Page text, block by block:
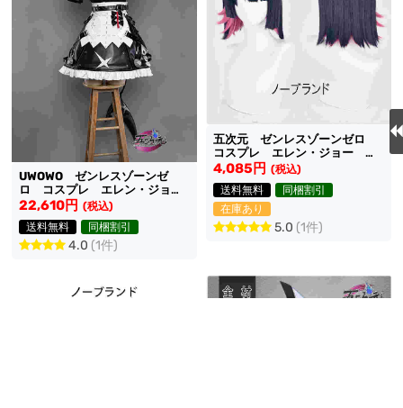
UWOWO ゼンレスゾーンゼ
ロ コスプレ エレン・ジョ
ー 衣装
22,610円 (税込)
送料無料
同梱割引
4.0 (1件)
五次元 ゼンレスゾーンゼロ
コスプレ エレン・ジョー ウ
ィッグ
4,085円 (税込)
送料無料
同梱割引
在庫あり
5.0 (1件)